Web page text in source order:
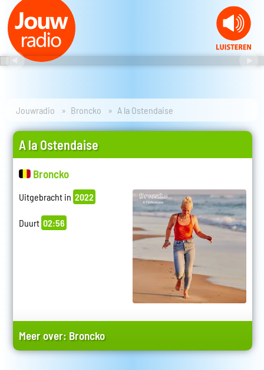
Jouwradio Broncko A la Ostendaise
A la Ostendaise
Broncko
Uitgebracht in 2022
Duurt 02:56
Meer over: Broncko